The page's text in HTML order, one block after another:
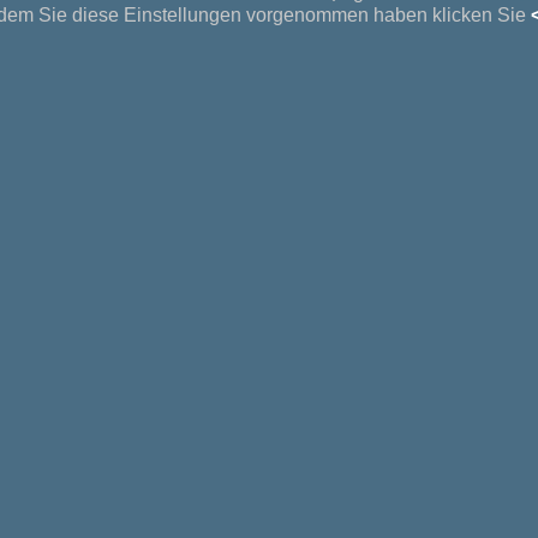
Sie diese Einstellungen vorgenommen haben klicken Sie